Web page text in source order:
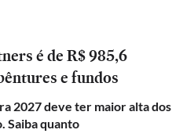
é de R$ 985,6
e fundos
2027 deve ter maior alta dos
Saiba quanto